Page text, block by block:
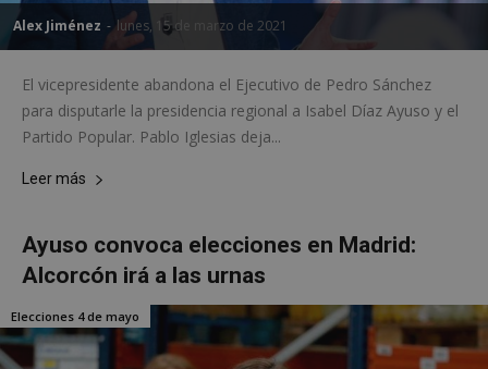
Alex Jiménez - lunes, 15 de marzo de 2021
El vicepresidente abandona el Ejecutivo de Pedro Sánchez
para disputarle la presidencia regional a Isabel Díaz Ayuso y el
Partido Popular. Pablo Iglesias deja...
Leer más
Ayuso convoca elecciones en Madrid:
Alcorcón irá a las urnas
Elecciones 4 de mayo
sp_landing
.spotify.com